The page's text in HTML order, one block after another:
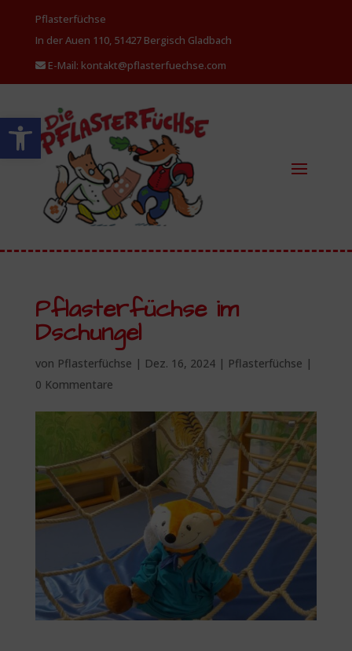
Werkzeugleiste öffnen
Pflasterfüchse
In der Auen 110, 51427 Bergisch Gladbach
E-Mail: kontakt@pflasterfuechse.com
Pflasterfüchse im
Dschungel
von Pflasterfüchse | Dez. 16, 2024| Pflasterfüchse |
0 Kommentare